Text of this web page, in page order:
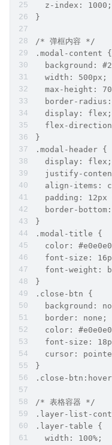
  z-index: 1000;
}
/* 弹框内容 */
.modal-content {
background:
  width: 500px;
max-height:
border-
  display: flex;
flex-
}
.modal-header {
  display: flex;
justify-
align-items:
padding: 12px
border-
}
.modal-title {
color:
font-size:
font-weight:
}
.close-btn {
background:
  border: none;
color:
font-size:
cursor:
}
.close-
/* 表格容器 */
.layer-list-
.layer-table {
  width: 100%;